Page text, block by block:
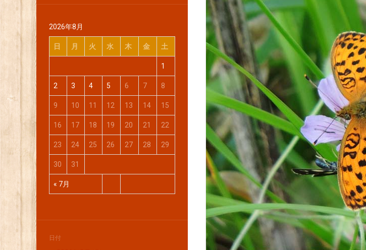
2026年8月
日 月 火 水 木 金 土
« 7月
1
2 3 4 5 6 7 8
9 10 11 12 13 14 15
16 17 18 19 20 21 22
23 24 25 26 27 28 29
30 31
日付